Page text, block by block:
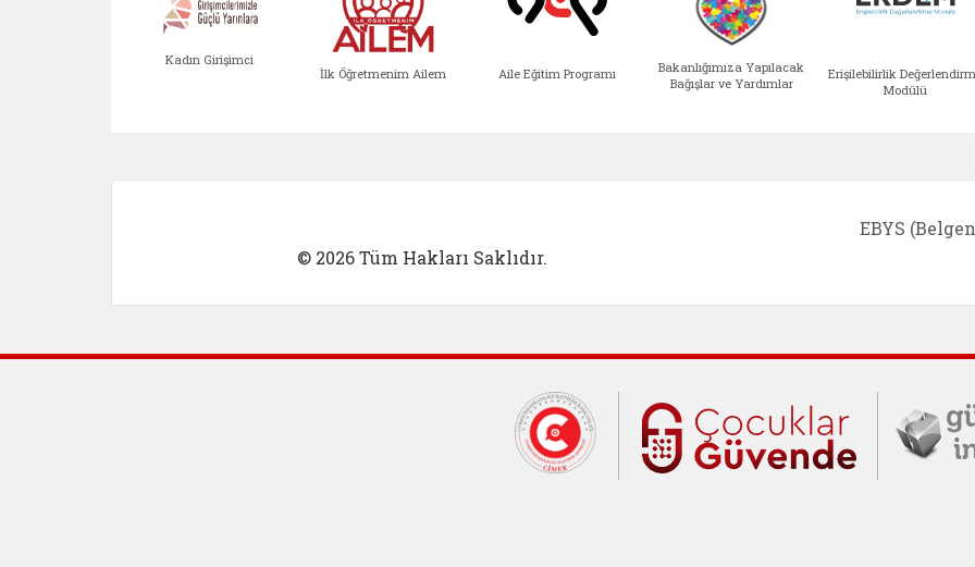
Kadın Girişimci
İlk Öğretmenim Ailem Aile Eğitim Programı
Bakanlığımıza Yapılacak
Bağışlar ve Yardımlar
Erişilebilirlik
Modülü
© 2026 Tüm Hakları Saklıdır.
EBYS
Cumhurbaşkanlığı İletişim Merkezi
Çocuklar